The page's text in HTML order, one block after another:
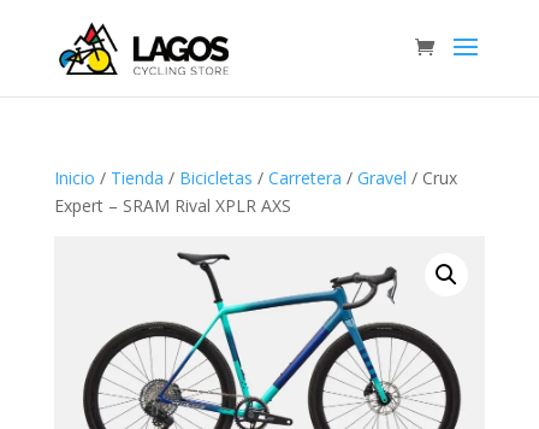
Inicio / Tienda / Bicicletas / Carretera / Gravel / Crux
Expert – SRAM Rival XPLR AXS